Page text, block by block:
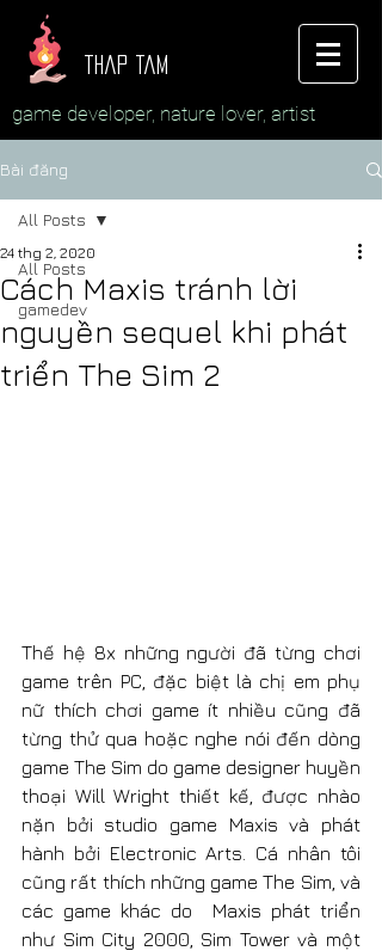
thap tam
game developer, nature lover, artist
Bài đăng
All Posts
gamedev
All Posts
Cách Maxis tránh lời
nguyền sequel khi phát
triển The Sim 2
24 thg 2, 2020
Thế hệ 8x những người đã từng chơi
game trên PC, đặc biệt là chị em phụ
nữ thích chơi game ít nhiều cũng đã
từng thử qua hoặc nghe nói đến dòng
game The Sim do game designer huyền
thoại Will Wright thiết kế, được nhào
nặn bởi studio game Maxis và phát
hành bởi Electronic Arts. Cá nhân tôi
cũng rất thích những game The Sim, và
các game khác do  Maxis phát triển
như Sim City 2000, Sim Tower và một